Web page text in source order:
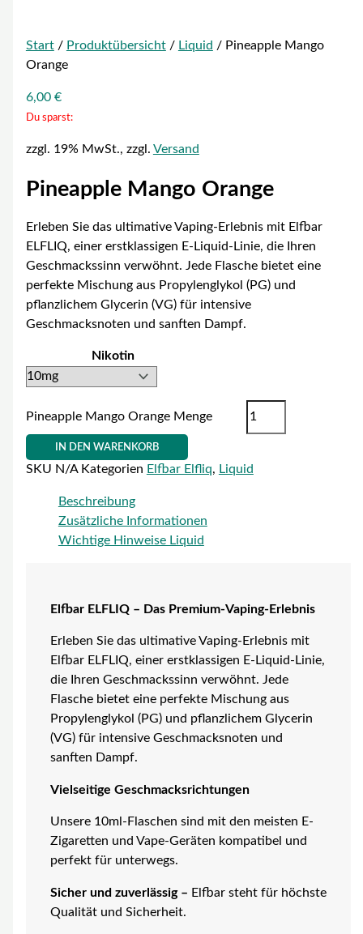
Start/ Produktübersicht/ Liquid / Pineapple Mango
Orange
6,00 €
Du sparst:
zzgl. 19% MwSt., zzgl. Versand
Pineapple Mango Orange
Erleben Sie das ultimative Vaping-Erlebnis mit Elfbar
ELFLIQ, einer erstklassigen E-Liquid-Linie, die Ihren
Geschmackssinn verwöhnt. Jede Flasche bietet eine
perfekte Mischung aus Propylenglykol (PG) und
pflanzlichem Glycerin (VG) für intensive
Geschmacksnoten und sanften Dampf.
Nikotin
Pineapple Mango Orange Menge
IN DEN WARENKORB
SKU N/A Kategorien Elfbar Elfliq, Liquid
Beschreibung
Zusätzliche Informationen
Wichtige Hinweise Liquid
Elfbar ELFLIQ – Das Premium-Vaping-Erlebnis
Erleben Sie das ultimative Vaping-Erlebnis mit
Elfbar ELFLIQ, einer erstklassigen E-Liquid-Linie,
die Ihren Geschmackssinn verwöhnt. Jede
Flasche bietet eine perfekte Mischung aus
Propylenglykol (PG) und pflanzlichem Glycerin
(VG) für intensive Geschmacksnoten und
sanften Dampf.
Vielseitige Geschmacksrichtungen
Unsere 10ml-Flaschen sind mit den meisten E-
Zigaretten und Vape-Geräten kompatibel und
perfekt für unterwegs.
Sicher und zuverlässig – Elfbar steht für höchste
Qualität und Sicherheit.